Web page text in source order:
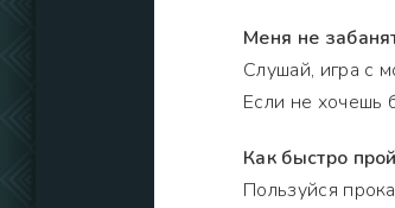
Меня не
Слушай, игра с
Если не хочешь
Как быстро
Пользуйся